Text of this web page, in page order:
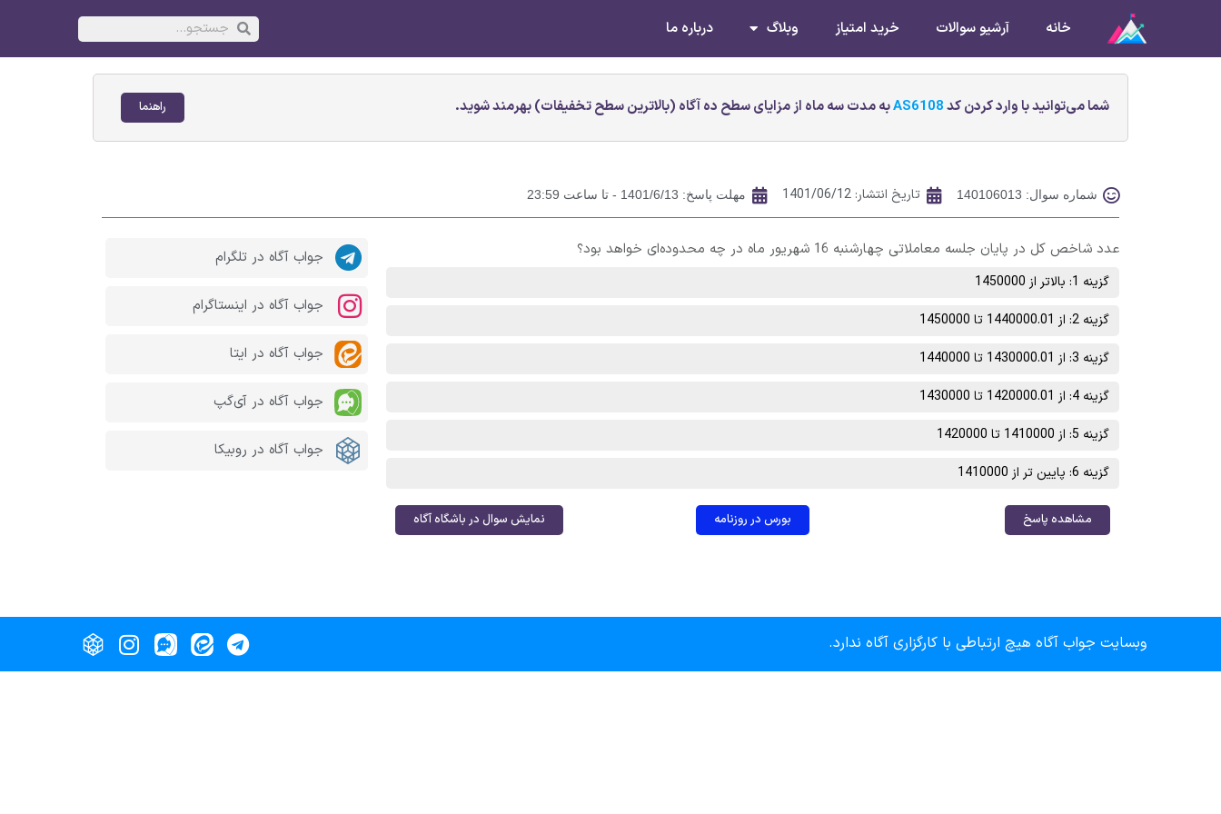
خانه آرشیو سوالات خرید امتیاز وبلاگ درباره ما
شما می‌توانید با وارد کردن کدAS6108به مدت سه ماه از مزایای سطح ده آگاه (بالاترین سطح تخفیفات) بهرمند شوید. راهنما
شماره سوال: 140106013 تاریخ انتشار: 1401/06/12 مهلت پاسخ: 1401/6/13 - تا ساعت 23:59
عدد شاخص کل در پایان جلسه معاملاتی چهارشنبه 16 شهریور ماه در چه محدوده‌ای خواهد بود؟
گزینه 1: بالاتر از 1450000
گزینه 2: از 1440000.01 تا 1450000
گزینه 3: از 1430000.01 تا 1440000
گزینه 4: از 1420000.01 تا 1430000
گزینه 5: از 1410000 تا 1420000
گزینه 6: پایین تر از 1410000
مشاهده پاسخ بورس در روزنامه نمایش سوال در باشگاه آگاه
جواب آگاه در تلگرام
جواب آگاه در اینستاگرام
جواب آگاه در ایتا
جواب آگاه در آی‌گپ
جواب آگاه در روبیکا
وبسایت جواب آگاه هیچ ارتباطی با کارگزاری آگاه ندارد.